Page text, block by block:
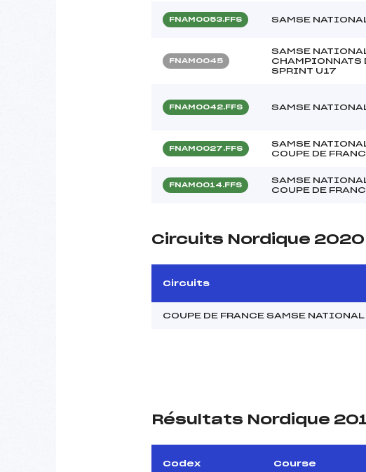
FNAM0053.FFS SAMSE
FNAM0045
SAMSE
CHAMPIONNATS
SPRINT U17
FNAM0042.FFS SAMSE
FNAM0027.FFS
SAMSE
COUPE DE
FNAM0014.FFS
SAMSE
COUPE DE
Circuits Nordique 2020
Circuits
COUPE DE FRANCE SAMSE
Résultats Nordique
Codex Course